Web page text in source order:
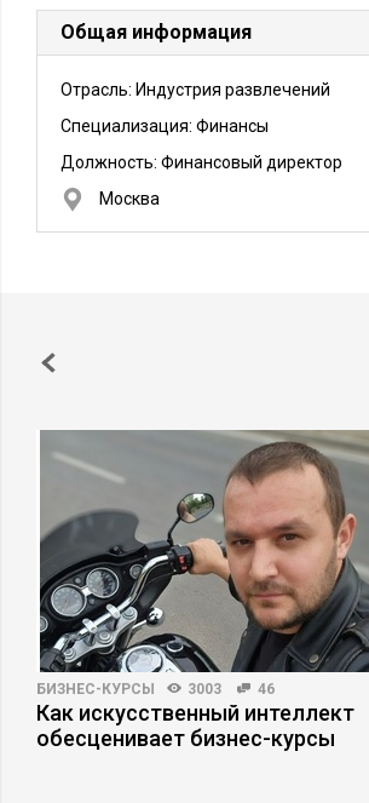
Общая информация
Отрасль: Индустрия развлечений
Специализация: Финансы
Должность: Финансовый директор
Москва
БИЗНЕС-КУРСЫ 3003 46
Как искусственный интеллект
обесценивает бизнес-курсы